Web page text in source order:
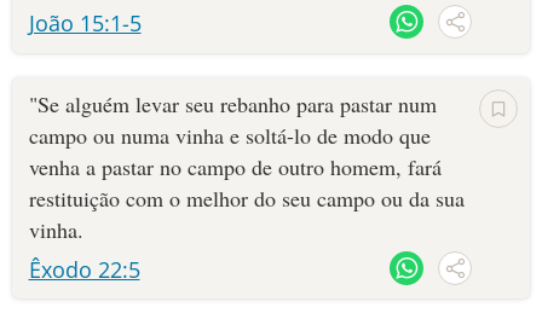
João 15:1-5
"Se alguém levar seu rebanho para pas­tar num
campo ou numa vinha e soltá-lo de modo que
venha a pastar no campo de outro homem, fará
restituição com o melhor do seu campo ou da sua
vinha.
Êxodo 22:5